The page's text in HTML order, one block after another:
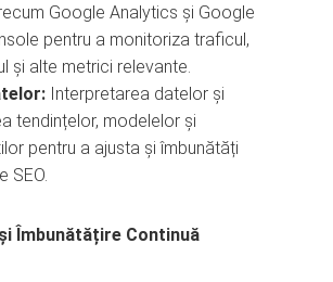
Google Analytics și Google
pentru a monitoriza traficul,
și alte metrici relevante.
Interpretarea datelor și
tendințelor, modelelor și
pentru a ajusta și îmbunătăți
SEO.
Îmbunătățire Continuă